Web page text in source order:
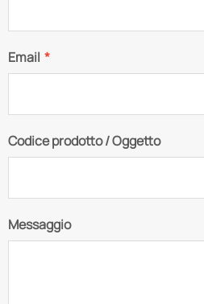
Email *
Codice prodotto / Oggetto
Messaggio